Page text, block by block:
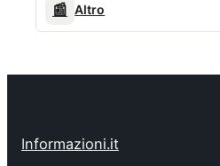
📰 Altro
Informazioni.it